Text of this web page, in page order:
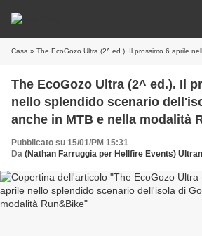
Casa » The EcoGozo Ultra (2^ ed.). Il prossimo 6 aprile nello splendido scenario dell'isola
The EcoGozo Ultra (2^ ed.). Il
nello splendido scenario
anche in MTB e nella modalità
Pubblicato su 15/01/PM 15:31
Da (Nathan Farruggia per Hellfire Events)